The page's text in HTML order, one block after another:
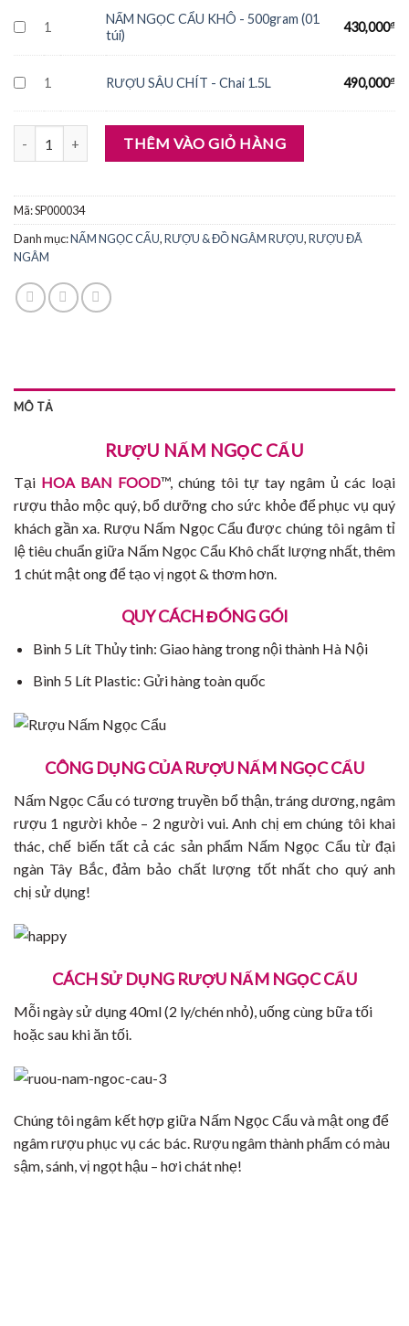
1
NẤM NGỌC CẨU KHÔ - 500gram (01
túi)
430,000₫
1 RƯỢU SÂU CHÍT - Chai 1.5L 490,000₫
RƯỢU NẤM NGỌC CẨU số lượngTHÊM VÀO GIỎ HÀNG
Mã:SP000034
Danh mục:NẤM NGỌC CẨU,RƯỢU & ĐỒ NGÂM RƯỢU,RƯỢU ĐÃ
NGÂM
MÔ TẢ
RƯỢU NẤM NGỌC CẨU
Tại HOA BAN FOOD™, chúng tôi tự tay ngâm ủ các loại
rượu thảo mộc quý, bổ dưỡng cho sức khỏe để phục vụ quý
khách gần xa. Rượu Nấm Ngọc Cẩu được chúng tôi ngâm tỉ
lệ tiêu chuẩn giữa Nấm Ngọc Cẩu Khô chất lượng nhất, thêm
1 chút mật ong để tạo vị ngọt & thơm hơn.
QUY CÁCH ĐÓNG GÓI
Bình 5 Lít Thủy tinh: Giao hàng trong nội thành Hà Nội
Bình 5 Lít Plastic: Gửi hàng toàn quốc
CÔNG DỤNG CỦA RƯỢU NẤM NGỌC CẨU
Nấm Ngọc Cẩu có tương truyền bổ thận, tráng dương, ngâm
rượu 1 người khỏe – 2 người vui. Anh chị em chúng tôi khai
thác, chế biến tất cả các sản phẩm Nấm Ngọc Cẩu từ đại
ngàn Tây Bắc, đảm bảo chất lượng tốt nhất cho quý anh
chị sử dụng!
CÁCH SỬ DỤNG RƯỢU NẤM NGỌC CẨU
Mỗi ngày sử dụng 40ml (2 ly/chén nhỏ), uống cùng bữa tối
hoặc sau khi ăn tối.
Chúng tôi ngâm kết hợp giữa Nấm Ngọc Cẩu và mật ong để
ngâm rượu phục vụ các bác. Rượu ngâm thành phẩm có màu
sậm, sánh, vị ngọt hậu – hơi chát nhẹ!